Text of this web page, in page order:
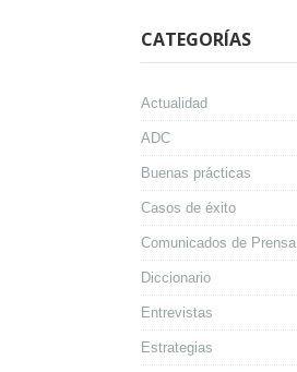
CATEGORÍAS
Actualidad
ADC
Buenas prácticas
Casos de éxito
Comunicados de Prensa
Diccionario
Entrevistas
Estrategias